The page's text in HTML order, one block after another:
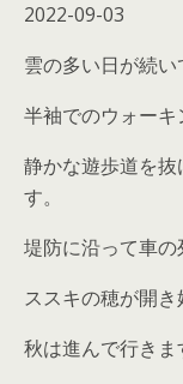
2022-09-03
雲の多い日が続
半袖でのウォーキ
静かな遊歩道を
す。
堤防に沿って車の
ススキの穂が開き
秋は進んで行きま